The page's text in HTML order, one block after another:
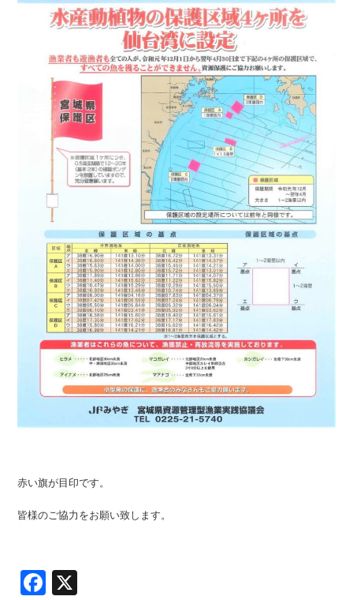
求人情報 会社概要
赤い旗が目印です。
皆様のご協力をお願い致します。
Facebook